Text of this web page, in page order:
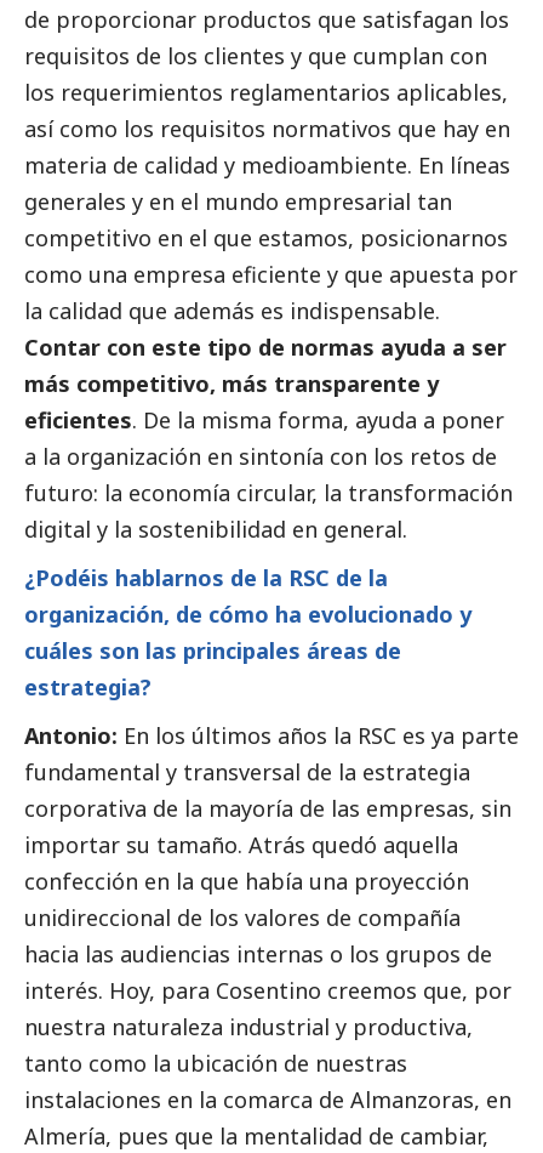
de proporcionar productos que satisfagan los
requisitos de los clientes y que cumplan con
los requerimientos reglamentarios aplicables,
así como los requisitos normativos que hay en
materia de calidad y medioambiente. En líneas
generales y en el mundo empresarial tan
competitivo en el que estamos, posicionarnos
como una empresa eficiente y que apuesta por
la calidad que además es indispensable.
Contar con este tipo de normas ayuda a ser
más competitivo, más transparente y
eficientes. De la misma forma, ayuda a poner
a la organización en sintonía con los retos de
futuro: la economía circular, la transformación
digital y la sostenibilidad en general.
¿Podéis hablarnos de la RSC de la
organización, de cómo ha evolucionado y
cuáles son las principales áreas de
estrategia?
Antonio: En los últimos años la RSC es ya parte
fundamental y transversal de la estrategia
corporativa de la mayoría de las empresas, sin
importar su tamaño. Atrás quedó aquella
confección en la que había una proyección
unidireccional de los valores de compañía
hacia las audiencias internas o los grupos de
interés. Hoy, para Cosentino creemos que, por
nuestra naturaleza industrial y productiva,
tanto como la ubicación de nuestras
instalaciones en la comarca de Almanzoras, en
Almería, pues que la mentalidad de cambiar,